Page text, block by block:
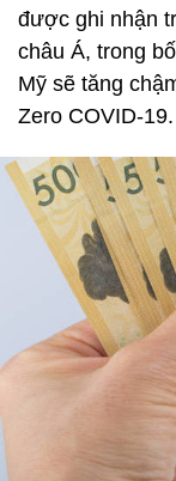
được ghi nhận
châu Á, trong
Mỹ sẽ tăng
Zero COVID-19.